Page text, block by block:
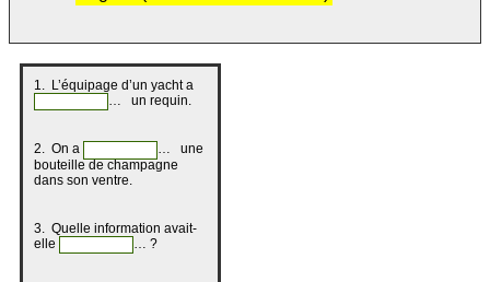
1. L’équipage d’un yacht a
… un requin.
2. On a
… une
bouteille de champagne
dans son ventre.
3. Quelle information avait-
elle
… ?